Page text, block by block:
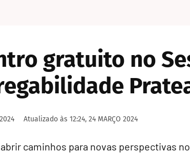
gratuito no
Atualizado às 12:24, 24 MARÇO 2024
caminhos para novas perspectivas